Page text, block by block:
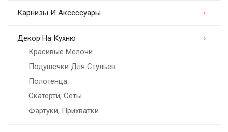
Карнизы И Аксессуары
Декор На Кухню
Красивые Мелочи
Подушечки Для Стульев
Полотенца
Скатерти, Сеты
Фартуки, Прихватки